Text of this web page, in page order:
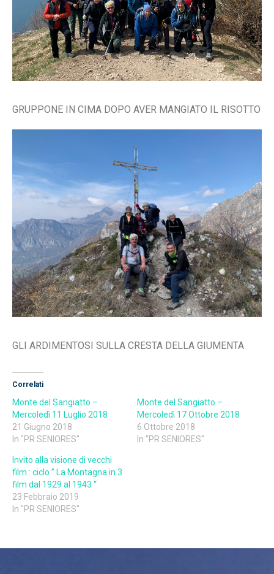
GRUPPONE IN CIMA DOPO AVER MANGIATO IL RISOTTO
GLI ARDIMENTOSI SULLA CRESTA DELLA GIUMENTA
Correlati
Monte del Sangiatto –
Mercoledì 11 Luglio 2018
21 Giugno 2018
In "PR SENIORES"
Monte del Sangiatto –
Mercoledì 17 Ottobre 2018
6 Ottobre 2018
In "PR SENIORES"
Invito alla visione di vecchi
film : ciclo ” La Montagna in 3
film dal 1929 al 1943 “
23 Febbraio 2019
In "PR SENIORES"